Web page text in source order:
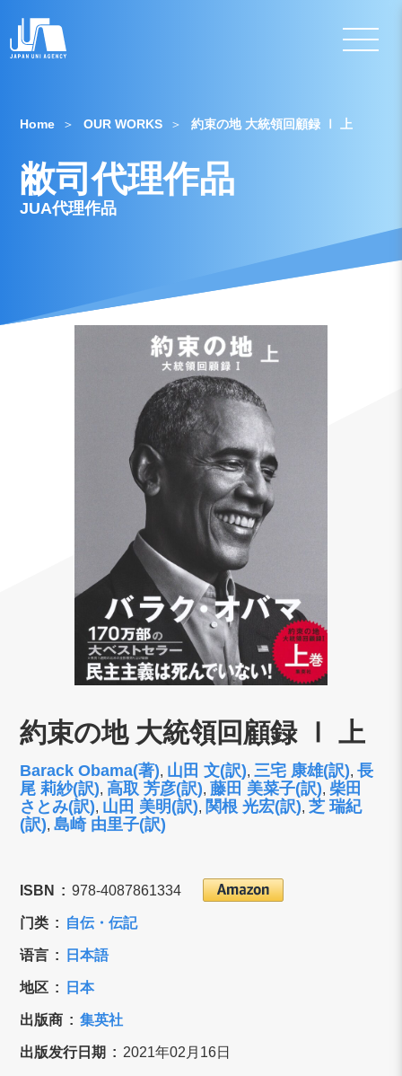
Home OUR WORKS 約束の地 大統領回顧録 Ⅰ 上
敝司代理作品
JUA代理作品
約束の地 大統領回顧録 Ⅰ 上
Barack Obama(著), 山田 文(訳), 三宅 康雄(訳),長
尾 莉紗(訳), 高取 芳彦(訳), 藤田 美菜子(訳), 柴田
さとみ(訳), 山田 美明(訳), 関根 光宏(訳),芝 瑞紀
(訳),島崎 由里子(訳)
ISBN 978-4087861334
门类 自伝・伝記
语言 日本語
地区 日本
出版商 集英社
出版发行日期 2021年02月16日